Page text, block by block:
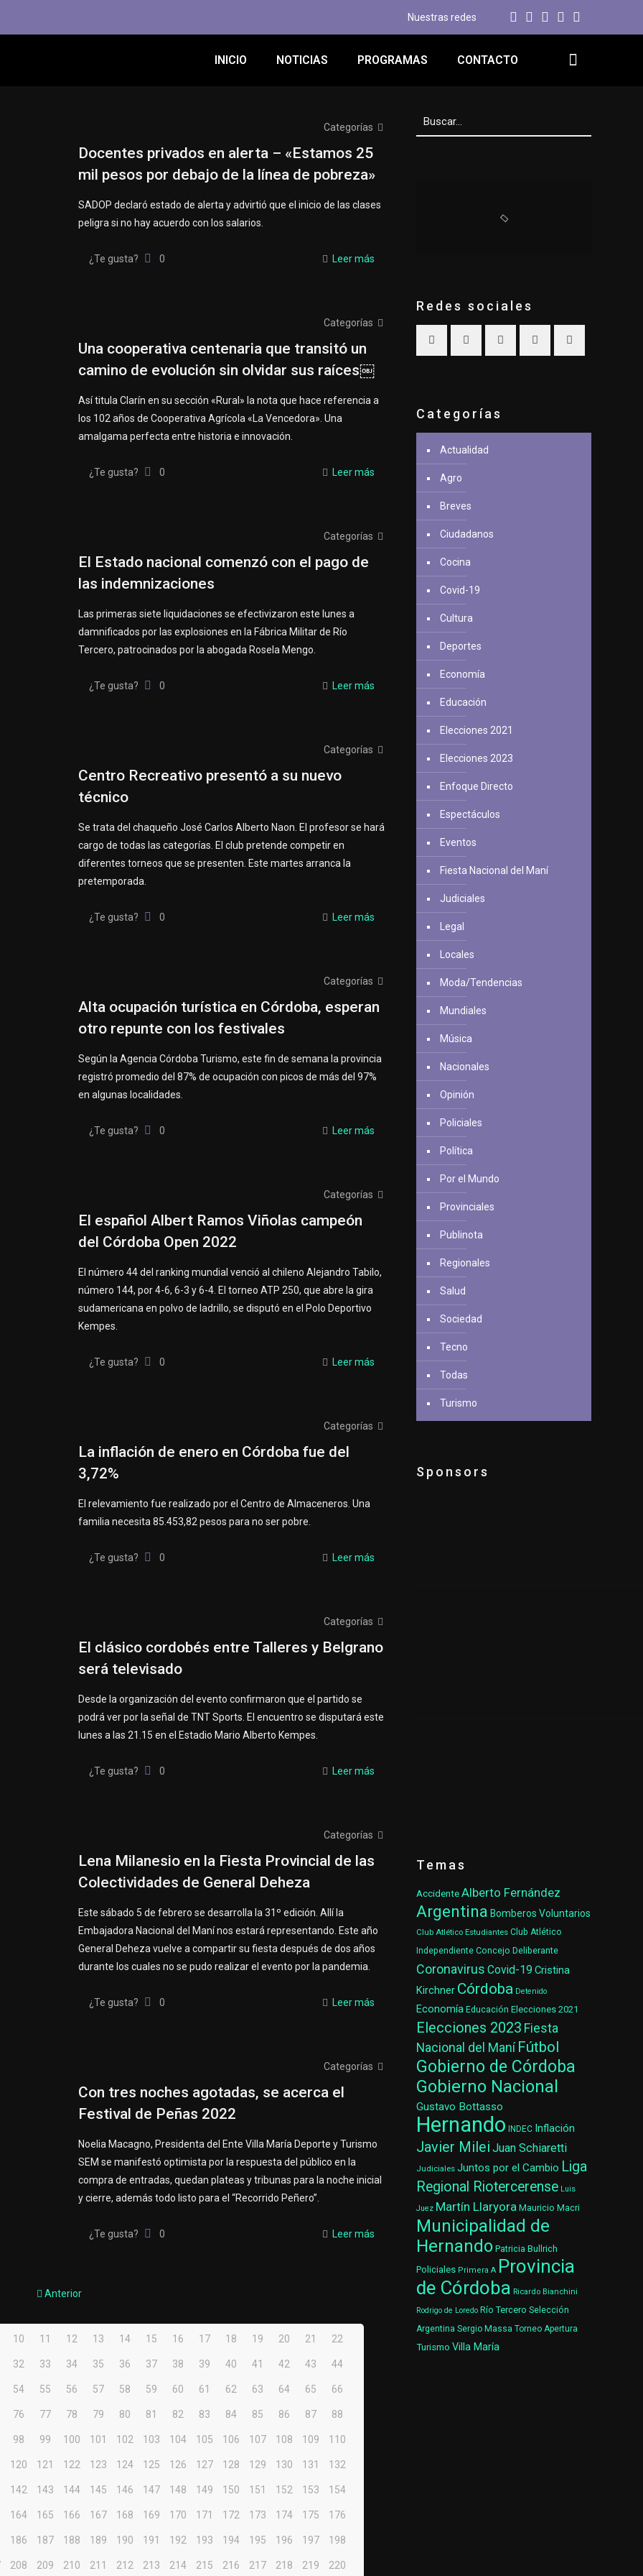
Nuestras redes
INICIO NOTICIAS PROGRAMAS CONTACTO
Categorías
Docentes privados en alerta – «Estamos 25
mil pesos por debajo de la línea de pobreza»
SADOP declaró estado de alerta y advirtió que el inicio de las clases
peligra si no hay acuerdo con los salarios.
¿Te gusta? 0 Leer más
Categorías
Una cooperativa centenaria que transitó un
camino de evolución sin olvidar sus raíces￼
Así titula Clarín en su sección «Rural» la nota que hace referencia a
los 102 años de Cooperativa Agrícola «La Vencedora». Una
amalgama perfecta entre historia e innovación.
¿Te gusta? 0 Leer más
Categorías
El Estado nacional comenzó con el pago de
las indemnizaciones
Las primeras siete liquidaciones se efectivizaron este lunes a
damnificados por las explosiones en la Fábrica Militar de Río
Tercero, patrocinados por la abogada Rosela Mengo.
¿Te gusta? 0 Leer más
Categorías
Centro Recreativo presentó a su nuevo
técnico
Se trata del chaqueño José Carlos Alberto Naon. El profesor se hará
cargo de todas las categorías. El club pretende competir en
diferentes torneos que se presenten. Este martes arranca la
pretemporada.
¿Te gusta? 0 Leer más
Categorías
Alta ocupación turística en Córdoba, esperan
otro repunte con los festivales
Según la Agencia Córdoba Turismo, este fin de semana la provincia
registró promedio del 87% de ocupación con picos de más del 97%
en algunas localidades.
¿Te gusta? 0 Leer más
Categorías
El español Albert Ramos Viñolas campeón
del Córdoba Open 2022
El número 44 del ranking mundial venció al chileno Alejandro Tabilo,
número 144, por 4-6, 6-3 y 6-4. El torneo ATP 250, que abre la gira
sudamericana en polvo de ladrillo, se disputó en el Polo Deportivo
Kempes.
¿Te gusta? 0 Leer más
Categorías
La inflación de enero en Córdoba fue del
3,72%
El relevamiento fue realizado por el Centro de Almaceneros. Una
familia necesita 85.453,82 pesos para no ser pobre.
¿Te gusta? 0 Leer más
Categorías
El clásico cordobés entre Talleres y Belgrano
será televisado
Desde la organización del evento confirmaron que el partido se
podrá ver por la señal de TNT Sports. El encuentro se disputará este
lunes a las 21.15 en el Estadio Mario Alberto Kempes.
¿Te gusta? 0 Leer más
Categorías
Lena Milanesio en la Fiesta Provincial de las
Colectividades de General Deheza
Este sábado 5 de febrero se desarrolla la 31º edición. Allí la
Embajadora Nacional del Maní nos estará representando. Este año
General Deheza vuelve a compartir su fiesta después de dos años
durante los cuales no se pudo realizar el evento por la pandemia.
¿Te gusta? 0 Leer más
Categorías
Con tres noches agotadas, se acerca el
Festival de Peñas 2022
Noelia Macagno, Presidenta del Ente Villa María Deporte y Turismo
SEM se manifestó optimista por la respuesta del público en la
compra de entradas, quedan plateas y tribunas para la noche inicial
y cierre, además todo listo para el “Recorrido Peñero”.
¿Te gusta? 0 Leer más
Anterior
10 11 12 13 14 15 16 17 18 19 20 21 22
32 33 34 35 36 37 38 39 40 41 42 43 44
54 55 56 57 58 59 60 61 62 63 64 65 66
76 77 78 79 80 81 82 83 84 85 86 87 88
98 99 100 101 102 103 104 105 106 107 108 109 110
120 121 122 123 124 125 126 127 128 129 130 131 132
142 143 144 145 146 147 148 149 150 151 152 153 154
164 165 166 167 168 169 170 171 172 173 174 175 176
186 187 188 189 190 191 192 193 194 195 196 197 198
208 209 210 211 212 213 214 215 216 217 218 219 220
Redes sociales
Categorías
Actualidad
Agro
Breves
Ciudadanos
Cocina
Covid-19
Cultura
Deportes
Economía
Educación
Elecciones 2021
Elecciones 2023
Enfoque Directo
Espectáculos
Eventos
Fiesta Nacional del Maní
Judiciales
Legal
Locales
Moda/Tendencias
Mundiales
Música
Nacionales
Opinión
Policiales
Política
Por el Mundo
Provinciales
Publinota
Regionales
Salud
Sociedad
Tecno
Todas
Turismo
Sponsors
Temas
AccidenteAlberto Fernández
Argentina Bomberos Voluntarios
Club Atlético Estudiantes Club Atlético
Independiente Concejo Deliberante
Coronavirus Covid-19 Cristina
Kirchner Córdoba Detenido
Economía Educación Elecciones 2021
Elecciones 2023 Fiesta
Nacional del Maní Fútbol
Gobierno de Córdoba
Gobierno Nacional
Gustavo Bottasso
Hernando INDEC Inflación
Javier Milei Juan Schiaretti
Judiciales Juntos por el Cambio Liga
Regional Riotercerense Luis
Juez Martín Llaryora Mauricio Macri
Municipalidad de
Hernando Patricia Bullrich
Policiales Primera A Provincia
de Córdoba Ricardo Bianchini
Rodrigo de Loredo Río Tercero Selección
Argentina Sergio Massa Torneo Apertura
Turismo Villa María